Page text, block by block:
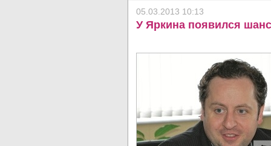
05.03.2013 10:13
У Яркина появился